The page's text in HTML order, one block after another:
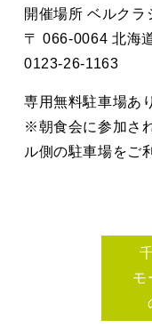
開催場所 ベルク
〒 066-0064 北
0123-26-1163
専用無料駐車場あり
※朝食会に参加さ
ル側の駐車場をご
モ